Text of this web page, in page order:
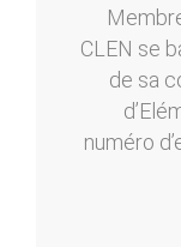
CLEN se
de sa
numéro